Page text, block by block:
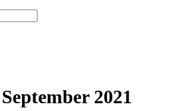
2021